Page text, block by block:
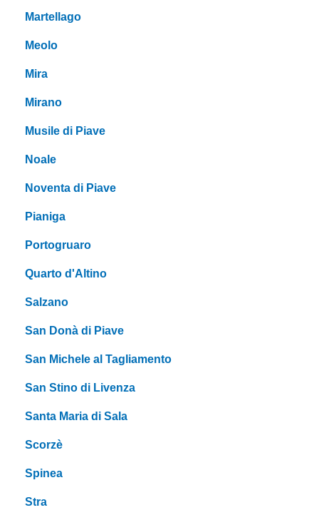
Martellago
Meolo
Mira
Mirano
Musile di Piave
Noale
Noventa di Piave
Pianiga
Portogruaro
Quarto d'Altino
Salzano
San Donà di Piave
San Michele al Tagliamento
San Stino di Livenza
Santa Maria di Sala
Scorzè
Spinea
Stra